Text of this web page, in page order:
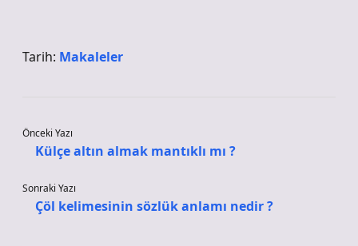
Tarih: Makaleler
Önceki Yazı
Külçe altın almak mantıklı mı ?
Sonraki Yazı
Çöl kelimesinin sözlük anlamı nedir ?